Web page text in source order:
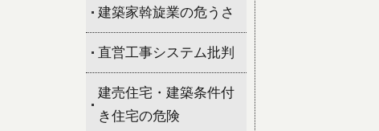
建築家斡旋業の危うさ
直営工事システム批判
建売住宅・建築条件付
き住宅の危険